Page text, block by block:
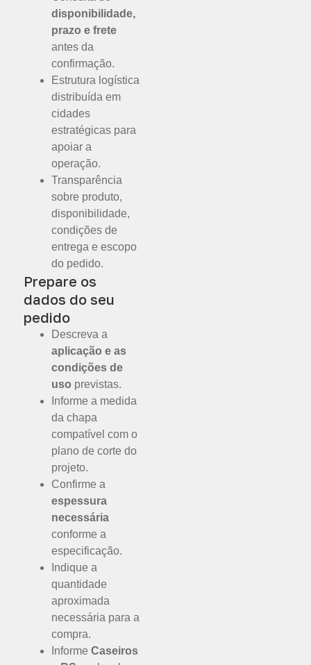
disponibilidade,
prazo e frete
antes da
confirmação.
Estrutura logística
distribuída em
cidades
estratégicas para
apoiar a
operação.
Transparência
sobre produto,
disponibilidade,
condições de
entrega e escopo
do pedido.
Prepare os
dados do seu
pedido
Descreva a
aplicação e as
condições de
uso previstas.
Informe a medida
da chapa
compatível com o
plano de corte do
projeto.
Confirme a
espessura
necessária
conforme a
especificação.
Indique a
quantidade
aproximada
necessária para a
compra.
Informe Caseiros